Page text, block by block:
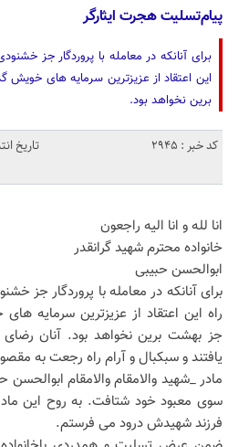
پیام‌تسلیت هجرت ایثارگر
برای آنانکه در معامله با پروردگار جز
این اعتقاد از عزیزترین سرمایه های
برین نخواهد بود.
کد خبر : 2945
انا لله و انا الیه راجعون
خانواده محترم شهید گرانقدر
ابوالحسن حبیبی
برای آنانکه در معامله با پروردگار جز
راه این اعتقاد از عزیزترین سرمایه
جز بهشت برین نخواهد بود. آنان رضای
یافتند و سبکبال و آرام راه رجعت به
مادر _شهید والامقام والامقام
سوی معبود خود شتافت. به روح این مادر
فرزند شهیدش درود می فرستم.